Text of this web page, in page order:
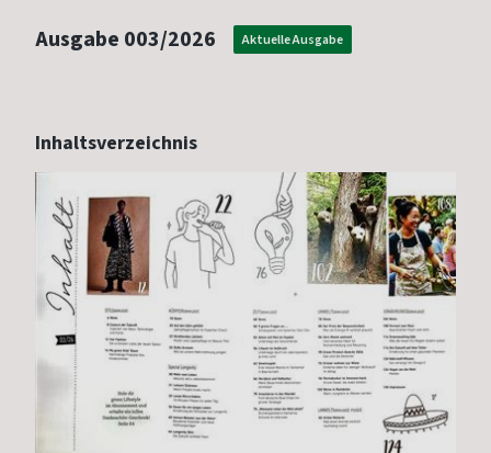
Ausgabe 003/2026 Aktuelle Ausgabe
Inhaltsverzeichnis